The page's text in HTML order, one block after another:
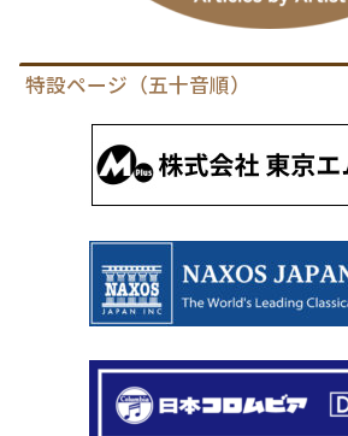
特設ページ（五十音順）